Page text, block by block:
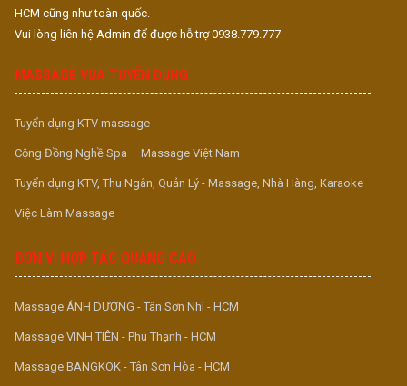
HCM cũng như toàn quốc.
Vui lòng liên hệ Admin để được hỗ trợ 0938.779.777
MASSAGE VUA TUYỂN DỤNG
Tuyển dụng KTV massage
Cộng Đồng Nghề Spa – Massage Việt Nam
Tuyển dụng KTV, Thu Ngân, Quản Lý - Massage, Nhà Hàng, Karaoke
Việc Làm Massage
ĐƠN VỊ HỢP TÁC QUẢNG CÁO
Massage ÁNH DƯƠNG - Tân Sơn Nhì - HCM
Massage VINH TIÊN - Phú Thạnh - HCM
Massage BANGKOK - Tân Sơn Hòa - HCM